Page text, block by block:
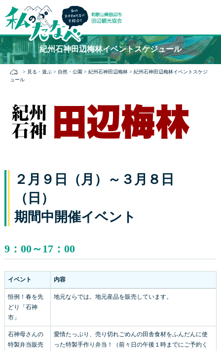
本
文
に
紀州石神田辺梅林イベントスケジュール
> 見る・遊ぶ > 自然・公園 > 紀州石神田辺梅林 > 紀州石神田辺梅林イベントスケジ
ュール
２月９日（月）～３月８日
（
期間中開催イベント
9：00～17：00
イベント 内容
恒例！春を先
どり「石神
市」
地元ならでは。地元産品を販売しています。
石神母さんの
特製弁当販売
愛情たっぷり、売り切れごめんの田舎食材をふんだんに使
った特製手作り弁当！（前々日の午後１時までにご予約く